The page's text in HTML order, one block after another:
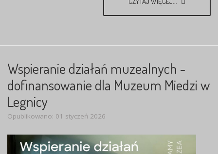
Wspieranie działań muzealnych -
dofinansowanie dla Muzeum Miedzi w
Legnicy
Opublikowano: 01 styczeń 2026